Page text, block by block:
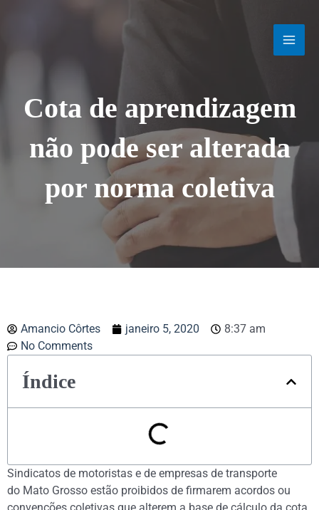
Cota de aprendizagem
não pode ser alterada
por norma coletiva
Amancio Côrtes janeiro 5, 2020
8:37 am
No Comments
Índice
Sindicatos de motoristas e de empresas de transporte
do Mato Grosso estão proibidos de firmarem acordos ou